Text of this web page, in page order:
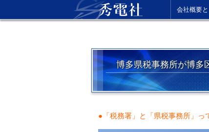
会社概要
博多県税事務所が博多
●「税務署」と「県税事務所」っ